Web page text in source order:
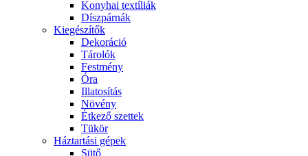
Konyhai textíliák
Díszpárnák
Kiegészítők
Dekoráció
Tárolók
Festmény
Óra
Illatosítás
Növény
Étkező szettek
Tükör
Háztartási gépek
Sütő